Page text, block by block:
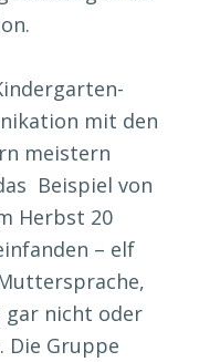
mit den
meistern
Beispiel von
Herbst 20
– elf
gar nicht oder
Die Gruppe